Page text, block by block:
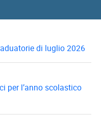
di luglio 2026
per l’anno scolastico